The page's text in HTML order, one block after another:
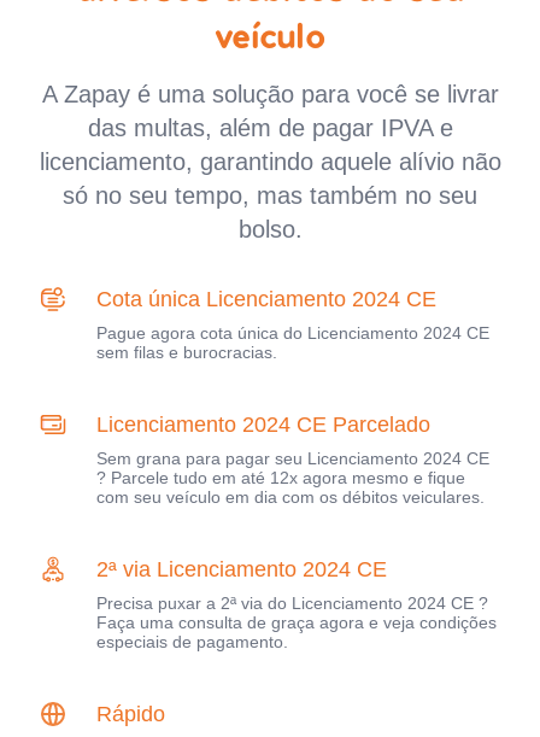
veículo
A Zapay é uma solução para você se livrar
das multas, além de pagar IPVA e
licenciamento, garantindo aquele alívio não
só no seu tempo, mas também no seu
bolso.
Cota única Licenciamento 2024 CE
Pague agora cota única do Licenciamento 2024 CE
sem filas e burocracias.
Licenciamento 2024 CE Parcelado
Sem grana para pagar seu Licenciamento 2024 CE
? Parcele tudo em até 12x agora mesmo e fique
com seu veículo em dia com os débitos veiculares.
2ª via Licenciamento 2024 CE
Precisa puxar a 2ª via do Licenciamento 2024 CE ?
Faça uma consulta de graça agora e veja condições
especiais de pagamento.
Rápido